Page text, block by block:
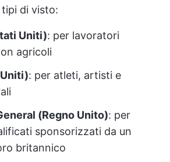
tipi di visto:
Uniti): per lavoratori
agricoli
: per atleti, artisti e
(Regno Unito): per
sponsorizzati da un
britannico